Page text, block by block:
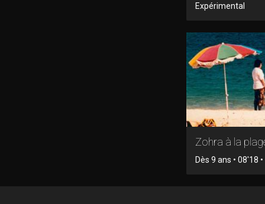
Expérimental
Zohra à la
Dès 9 ans • 08'18